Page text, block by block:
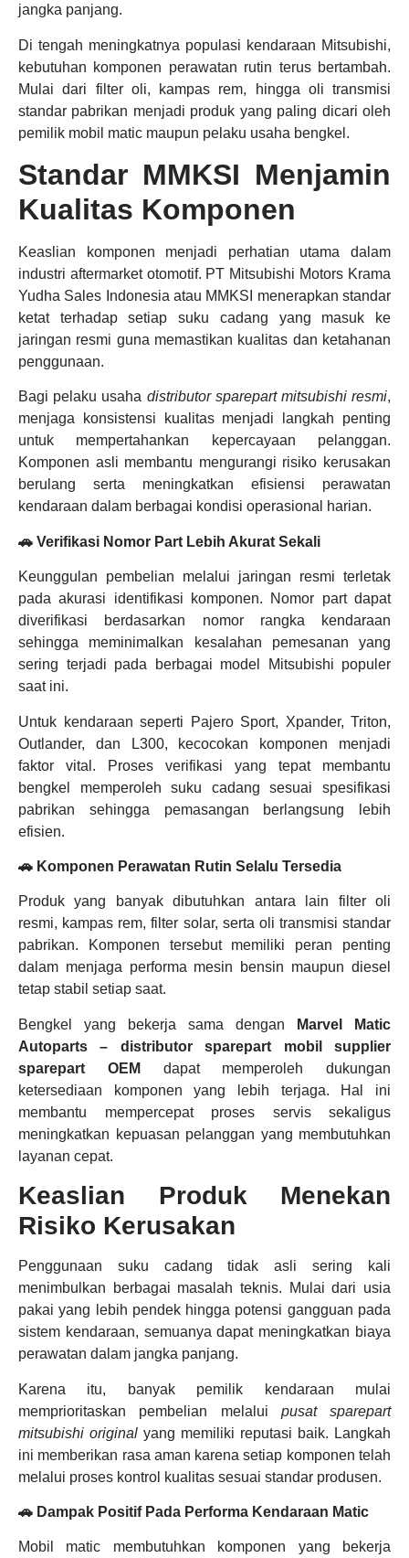
jangka panjang.
Di tengah meningkatnya populasi kendaraan Mitsubishi,
kebutuhan komponen perawatan rutin terus bertambah.
Mulai dari filter oli, kampas rem, hingga oli transmisi
standar pabrikan menjadi produk yang paling dicari oleh
pemilik mobil matic maupun pelaku usaha bengkel.
Standar MMKSI Menjamin
Kualitas Komponen
Keaslian komponen menjadi perhatian utama dalam
industri aftermarket otomotif. PT Mitsubishi Motors Krama
Yudha Sales Indonesia atau MMKSI menerapkan standar
ketat terhadap setiap suku cadang yang masuk ke
jaringan resmi guna memastikan kualitas dan ketahanan
penggunaan.
Bagi pelaku usaha distributor sparepart mitsubishi resmi,
menjaga konsistensi kualitas menjadi langkah penting
untuk mempertahankan kepercayaan pelanggan.
Komponen asli membantu mengurangi risiko kerusakan
berulang serta meningkatkan efisiensi perawatan
kendaraan dalam berbagai kondisi operasional harian.
🚗 Verifikasi Nomor Part Lebih Akurat Sekali
Keunggulan pembelian melalui jaringan resmi terletak
pada akurasi identifikasi komponen. Nomor part dapat
diverifikasi berdasarkan nomor rangka kendaraan
sehingga meminimalkan kesalahan pemesanan yang
sering terjadi pada berbagai model Mitsubishi populer
saat ini.
Untuk kendaraan seperti Pajero Sport, Xpander, Triton,
Outlander, dan L300, kecocokan komponen menjadi
faktor vital. Proses verifikasi yang tepat membantu
bengkel memperoleh suku cadang sesuai spesifikasi
pabrikan sehingga pemasangan berlangsung lebih
efisien.
🚗 Komponen Perawatan Rutin Selalu Tersedia
Produk yang banyak dibutuhkan antara lain filter oli
resmi, kampas rem, filter solar, serta oli transmisi standar
pabrikan. Komponen tersebut memiliki peran penting
dalam menjaga performa mesin bensin maupun diesel
tetap stabil setiap saat.
Bengkel yang bekerja sama dengan
Marvel Matic
Autoparts – distributor sparepart mobil
supplier
sparepart OEM
dapat memperoleh dukungan
ketersediaan komponen yang lebih terjaga. Hal ini
membantu mempercepat proses servis sekaligus
meningkatkan kepuasan pelanggan yang membutuhkan
layanan cepat.
Keaslian Produk Menekan
Risiko Kerusakan
Penggunaan suku cadang tidak asli sering kali
menimbulkan berbagai masalah teknis. Mulai dari usia
pakai yang lebih pendek hingga potensi gangguan pada
sistem kendaraan, semuanya dapat meningkatkan biaya
perawatan dalam jangka panjang.
Karena itu, banyak pemilik kendaraan mulai
memprioritaskan pembelian melalui pusat sparepart
mitsubishi original yang memiliki reputasi baik. Langkah
ini memberikan rasa aman karena setiap komponen telah
melalui proses kontrol kualitas sesuai standar produsen.
🚗 Dampak Positif Pada Performa Kendaraan Matic
Mobil matic membutuhkan komponen yang bekerja